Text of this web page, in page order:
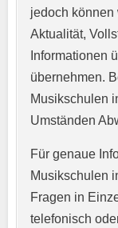
E-Mail-
jedoch können
Aktualität,
Informationen
übernehmen.
Musikschulen
Umständen
Für genaue
Musikschulen
Fragen in
telefonisch